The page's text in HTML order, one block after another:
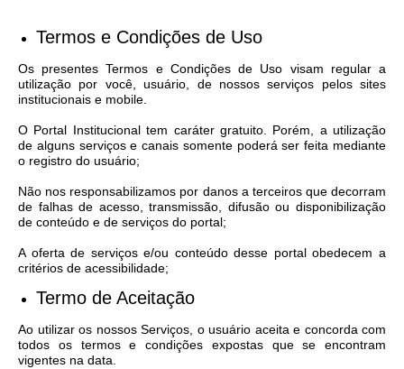
CONTATOS
Legislação
Termos e Condições de Uso
Os presentes Termos e Condições de Uso visam regular a
utilização por você, usuário, de nossos serviços pelos sites
institucionais e mobile.
O Portal Institucional tem caráter gratuito. Porém, a utilização
de alguns serviços e canais somente poderá ser feita mediante
o registro do usuário;
Não nos responsabilizamos por danos a terceiros que decorram
de falhas de acesso, transmissão, difusão ou disponibilização
de conteúdo e de serviços do portal;
A oferta de serviços e/ou conteúdo desse portal obedecem a
critérios de acessibilidade;
Termo de Aceitação
Ao utilizar os nossos Serviços, o usuário aceita e concorda com
todos os termos e condições expostas que se encontram
vigentes na data.